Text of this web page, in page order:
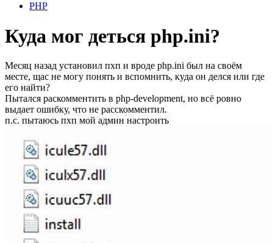
PHP
Куда мог деться php.ini?
Месяц назад установил пхп и вроде php.ini был на своём
месте, щас не могу понять и вспомнить, куда он делся или где
его найти?
Пытался раскомментить в php-development, но всё ровно
выдает ошибку, что не расскомментил.
п.с. пытаюсь пхп мой админ настроить